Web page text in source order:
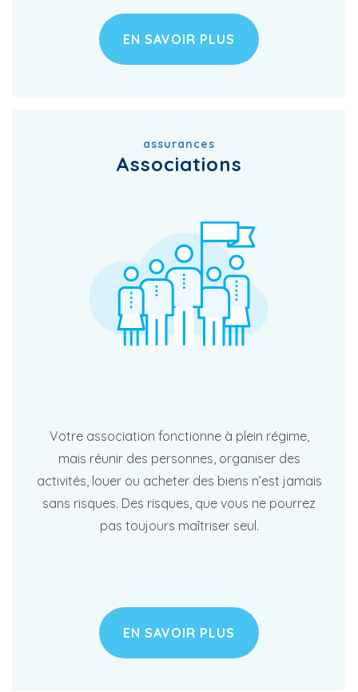
EN SAVOIR PLUS
assurances
Associations
Votre association fonctionne à plein régime,
mais réunir des personnes, organiser des
activités, louer ou acheter des biens n’est jamais
sans risques. Des risques, que vous ne pourrez
pas toujours maîtriser seul.
EN SAVOIR PLUS